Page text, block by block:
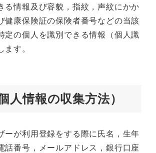
る情報及び容貌，指紋，声紋にかか
健康保険証の保険者番号などの当該
定の個人を識別できる情報（個人識
ます。
人情報の収集方法）
ーが利用登録をする際に氏名，生年
話番号，メールアドレス，銀行口座